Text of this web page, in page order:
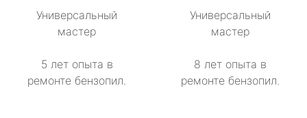
Универсальный
мастер
5 лет опыта в
ремонте бензопил.
Универсальный
мастер
8 лет опыта в
ремонте бензопил.